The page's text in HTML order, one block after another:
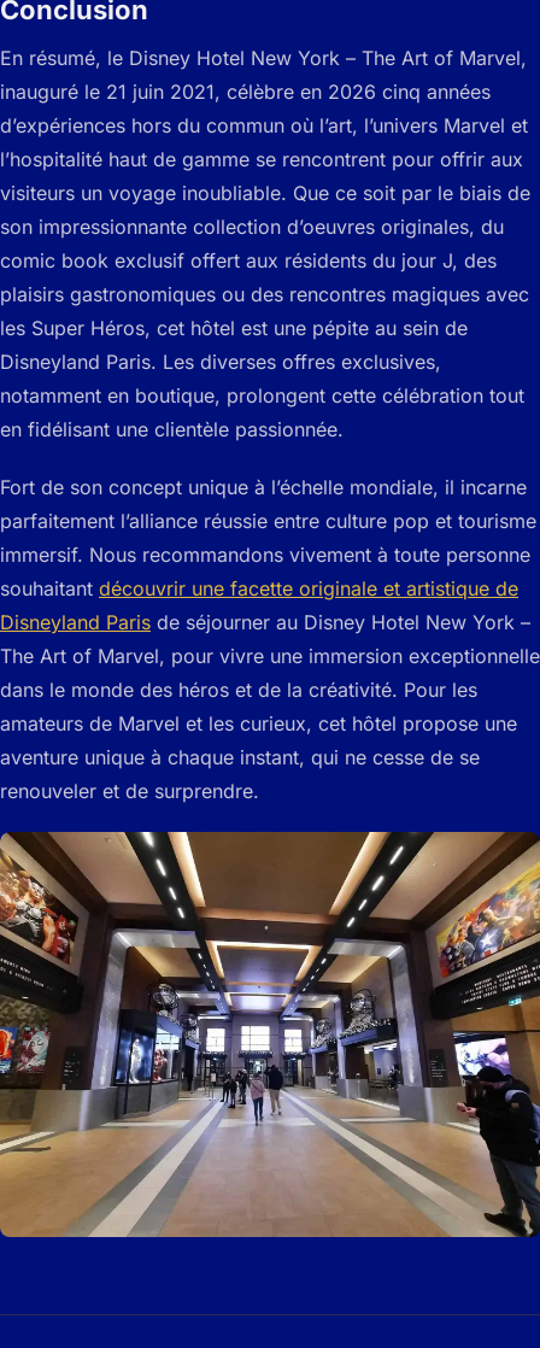
Conclusion
En résumé, le Disney Hotel New York – The Art of Marvel,
inauguré le 21 juin 2021, célèbre en 2026 cinq années
d’expériences hors du commun où l’art, l’univers Marvel et
l’hospitalité haut de gamme se rencontrent pour offrir aux
visiteurs un voyage inoubliable. Que ce soit par le biais de
son impressionnante collection d’oeuvres originales, du
comic book exclusif offert aux résidents du jour J, des
plaisirs gastronomiques ou des rencontres magiques avec
les Super Héros, cet hôtel est une pépite au sein de
Disneyland Paris. Les diverses offres exclusives,
notamment en boutique, prolongent cette célébration tout
en fidélisant une clientèle passionnée.
Fort de son concept unique à l’échelle mondiale, il incarne
parfaitement l’alliance réussie entre culture pop et tourisme
immersif. Nous recommandons vivement à toute personne
souhaitant découvrir une facette originale et artistique de
Disneyland Paris de séjourner au Disney Hotel New York –
The Art of Marvel, pour vivre une immersion exceptionnelle
dans le monde des héros et de la créativité. Pour les
amateurs de Marvel et les curieux, cet hôtel propose une
aventure unique à chaque instant, qui ne cesse de se
renouveler et de surprendre.